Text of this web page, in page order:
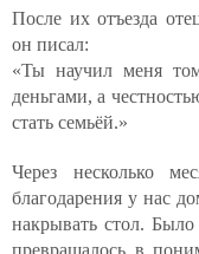
После их отъезда
он писал:
«Ты научил меня
деньгами, а
стать семьёй.»
Через несколько
благодарения у нас
накрывать стол.
превращалось в